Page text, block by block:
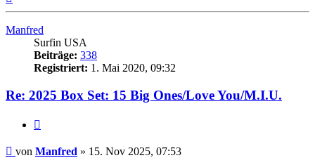
Manfred
Surfin USA
Beiträge: 338
Registriert: 1. Mai 2020, 09:32
Re: 2025 Box Set: 15 Big Ones/Love You/M.I.U.
Beitrag
von Manfred » 15. Nov 2025, 07:53